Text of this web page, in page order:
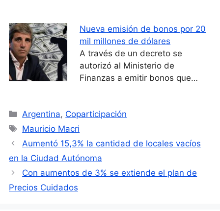
Nueva emisión de bonos por 20
mil millones de dólares
A través de un decreto se
autorizó al Ministerio de
Finanzas a emitir bonos que…
Categorías
Argentina, Coparticipación
Etiquetas
Mauricio Macri
Aumentó 15,3% la cantidad de locales vacíos
en la Ciudad Autónoma
Con aumentos de 3% se extiende el plan de
Precios Cuidados